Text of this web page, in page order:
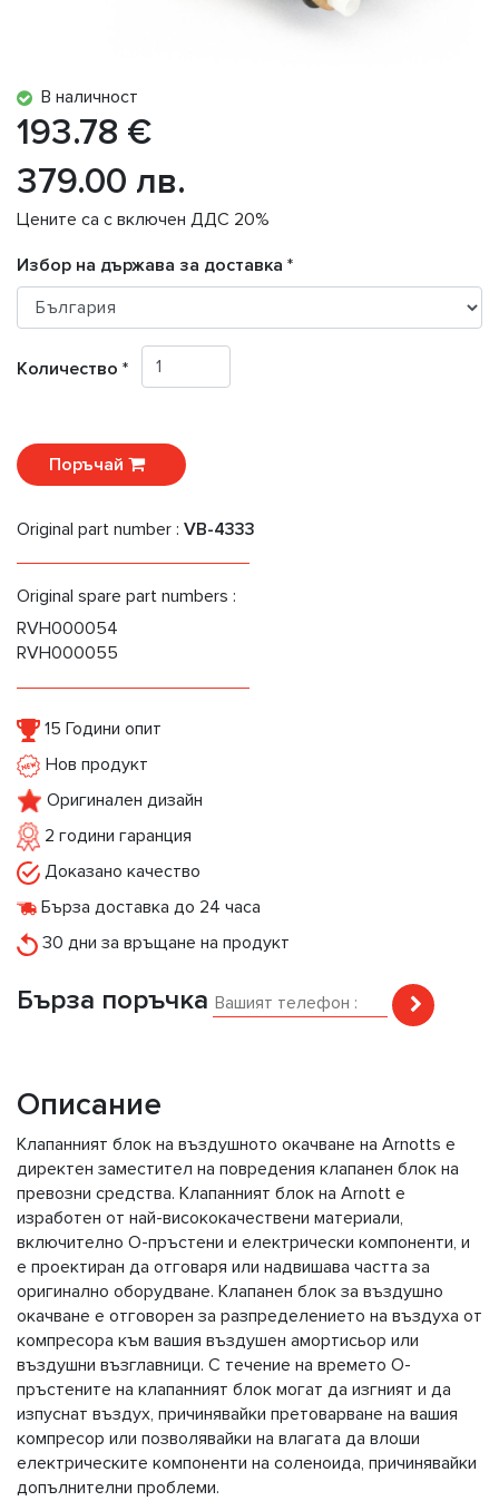
В наличност
193.78 €
379.00 лв.
Цените са с включен ДДС 20%
Избор на държава за доставка *
Количество *
Поръчай
Original part number : VB-4333
Original spare part numbers :
RVH000054
RVH000055
15 Години опит
Нов продукт
Оригинален дизайн
2 години гаранция
Доказано качество
Бърза доставка до 24 часа
30 дни за връщане на продукт
Бърза поръчка
Описание
Клапанният блок на въздушното окачване на Arnotts е
директен заместител на повредения клапанен блок на
превозни средства. Клапанният блок на Arnott е
изработен от най-висококачествени материали,
включително О-пръстени и електрически компоненти, и
е проектиран да отговаря или надвишава частта за
оригинално оборудване. Клапанен блок за въздушно
окачване е отговорен за разпределението на въздуха от
компресора към вашия въздушен амортисьор или
въздушни възглавници. С течение на времето О-
пръстените на клапанният блок могат да изгният и да
изпуснат въздух, причинявайки претоварване на вашия
компресор или позволявайки на влагата да влоши
електрическите компоненти на соленоида, причинявайки
допълнителни проблеми.